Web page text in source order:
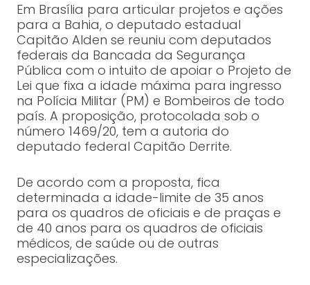
Em Brasília para articular projetos e ações
para a Bahia, o deputado estadual
Capitão Alden se reuniu com deputados
federais da Bancada da Segurança
Pública com o intuito de apoiar o Projeto de
Lei que fixa a idade máxima para ingresso
na Polícia Militar (PM) e Bombeiros de todo
país. A proposição, protocolada sob o
número 1469/20, tem a autoria do
deputado federal Capitão Derrite.
De acordo com a proposta, fica
determinada a idade-limite de 35 anos
para os quadros de oficiais e de praças e
de 40 anos para os quadros de oficiais
médicos, de saúde ou de outras
especializações.